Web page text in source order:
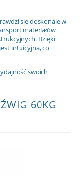
się doskonale w
materiałów
Dzięki
intuicyjna, co
swoich
60KG